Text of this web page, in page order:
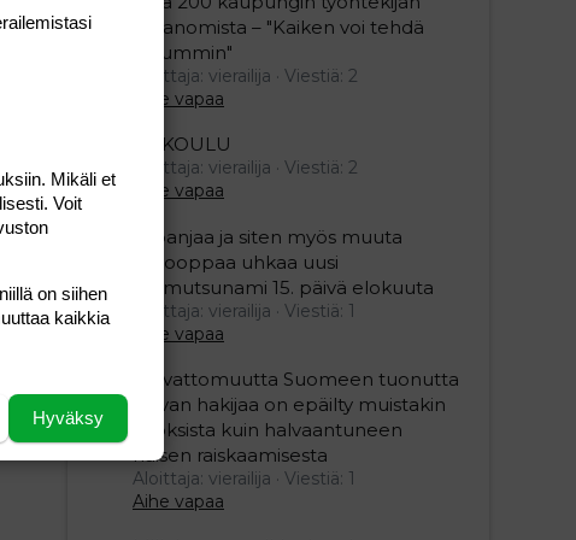
irtisanomista – "Kaiken voi tehdä
reilummin"
Aloittaja: vierailija
Viestiä: 2
Aihe vapaa
ESIKOULU
Aloittaja: vierailija
Viestiä: 2
Aihe vapaa
Espanjaa ja siten myös muuta
Eurooppaa uhkaa uusi
mamutsunami 15. päivä elokuuta
Aloittaja: vierailija
Viestiä: 1
Aihe vapaa
Turvattomuutta Suomeen tuonutta
turvan hakijaa on epäilty muistakin
rikoksista kuin halvaantuneen
naisen raiskaamisesta
Aloittaja: vierailija
Viestiä: 1
Aihe vapaa
Mikäli et
Voit
on siihen
kaikkia
Hyväksy